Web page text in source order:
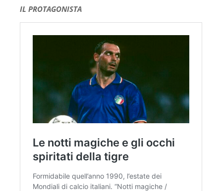
IL PROTAGONISTA